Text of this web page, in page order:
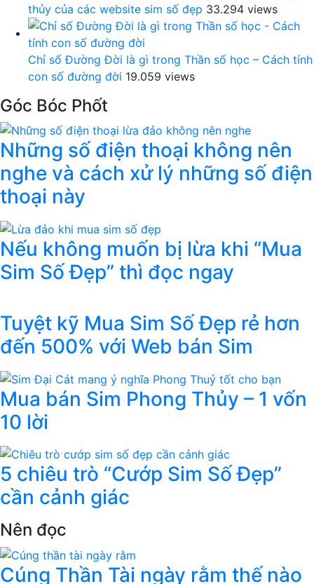
thủy của các website sim số đẹp 33.294 views
Chỉ số Đường Đời là gì trong Thần số học – Cách tính
con số đường đời 19.059 views
Góc Bóc Phốt
Những số điện thoại không nên
nghe và cách xử lý những số điện
thoại này
Nếu không muốn bị lừa khi “Mua
Sim Số Đẹp” thì đọc ngay
Tuyệt kỹ Mua Sim Số Đẹp rẻ hơn
đến 500% với Web bán Sim
Mua bán Sim Phong Thủy – 1 vốn
10 lời
5 chiêu trò “Cướp Sim Số Đẹp”
cần cảnh giác
Nên đọc
Cúng Thần Tài ngày rằm thế nào